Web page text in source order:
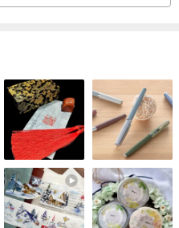
。
一個有序的不同的事），我們將
害的責任，不能假設所有，